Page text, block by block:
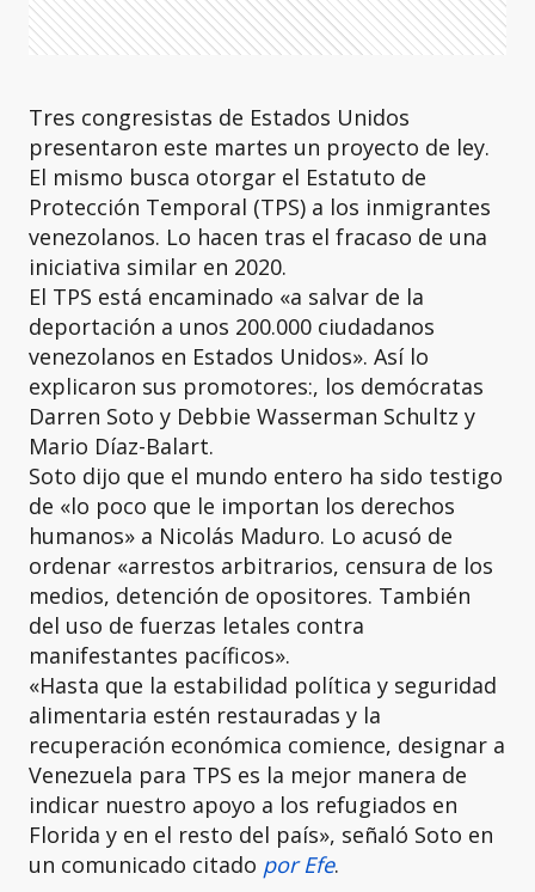
Tres congresistas de Estados Unidos
presentaron este martes un proyecto de ley.
El mismo busca otorgar el Estatuto de
Protección Temporal (TPS) a los inmigrantes
venezolanos. Lo hacen tras el fracaso de una
iniciativa similar en 2020.
El TPS está encaminado «a salvar de la
deportación a unos 200.000 ciudadanos
venezolanos en Estados Unidos». Así lo
explicaron sus promotores:, los demócratas
Darren Soto y Debbie Wasserman Schultz y
Mario Díaz-Balart.
Soto dijo que el mundo entero ha sido testigo
de «lo poco que le importan los derechos
humanos» a Nicolás Maduro. Lo acusó de
ordenar «arrestos arbitrarios, censura de los
medios, detención de opositores. También
del uso de fuerzas letales contra
manifestantes pacíficos».
«Hasta que la estabilidad política y seguridad
alimentaria estén restauradas y la
recuperación económica comience, designar a
Venezuela para TPS es la mejor manera de
indicar nuestro apoyo a los refugiados en
Florida y en el resto del país», señaló Soto en
un comunicado citado por Efe.